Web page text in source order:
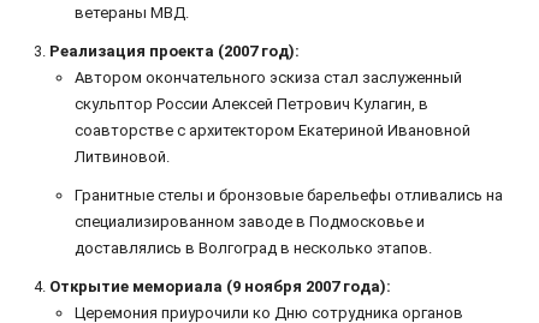
ветераны МВД.
Реализация проекта (2007 год):
Автором окончательного эскиза стал заслуженный
скульптор России Алексей Петрович Кулагин, в
соавторстве с архитектором Екатериной Ивановной
Литвиновой.
Гранитные стелы и бронзовые барельефы отливались на
специализированном заводе в Подмосковье и
доставлялись в Волгоград в несколько этапов.
Открытие мемориала (9 ноября 2007 года):
Церемония приурочили ко Дню сотрудника органов